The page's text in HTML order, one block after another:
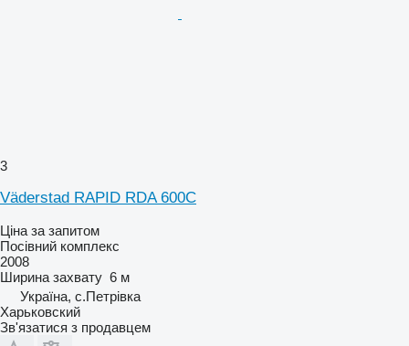
3
Väderstad RAPID RDA 600C
Ціна за запитом
Посівний комплекс
2008
Ширина захвату 6 м
Україна, с.Петрівка
Харьковский
Зв'язатися з продавцем